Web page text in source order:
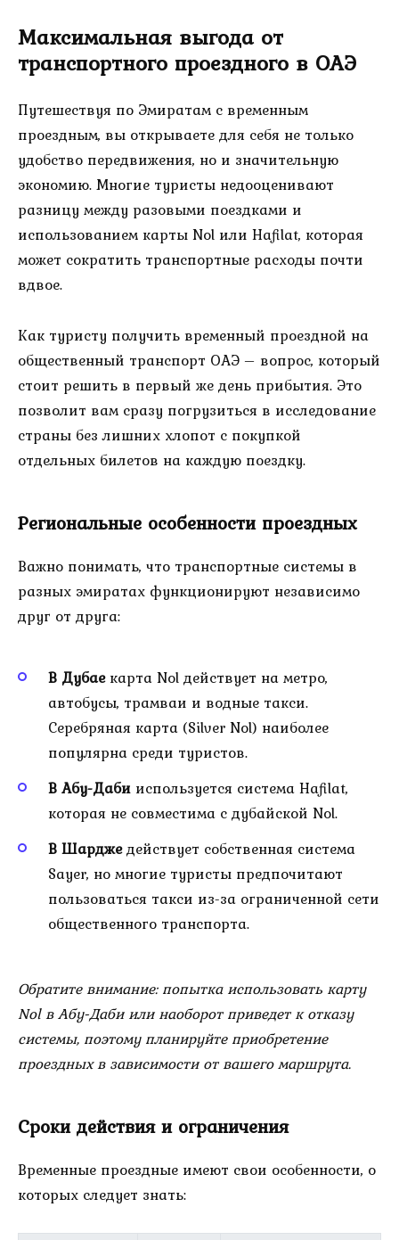
Максимальная выгода от
транспортного проездного в ОАЭ
Путешествуя по Эмиратам с временным
проездным, вы открываете для себя не только
удобство передвижения, но и значительную
экономию. Многие туристы недооценивают
разницу между разовыми поездками и
использованием карты Nol или Hafilat, которая
может сократить транспортные расходы почти
вдвое.
Как туристу получить временный проездной на
общественный транспорт ОАЭ – вопрос, который
стоит решить в первый же день прибытия. Это
позволит вам сразу погрузиться в исследование
страны без лишних хлопот с покупкой
отдельных билетов на каждую поездку.
Региональные особенности проездных
Важно понимать, что транспортные системы в
разных эмиратах функционируют независимо
друг от друга:
В Дубаекарта Nol действует на метро,
автобусы, трамваи и водные такси.
Серебряная карта (Silver Nol) наиболее
популярна среди туристов.
В Абу-Даби используется система Hafilat,
которая не совместима с дубайской Nol.
В Шарджедействует собственная система
Sayer, но многие туристы предпочитают
пользоваться такси из-за ограниченной сети
общественного транспорта.
Обратите внимание: попытка использовать карту
Nol в Абу-Даби или наоборот приведет к отказу
системы, поэтому планируйте приобретение
проездных в зависимости от вашего маршрута.
Сроки действия и ограничения
Временные проездные имеют свои особенности, о
которых следует знать: